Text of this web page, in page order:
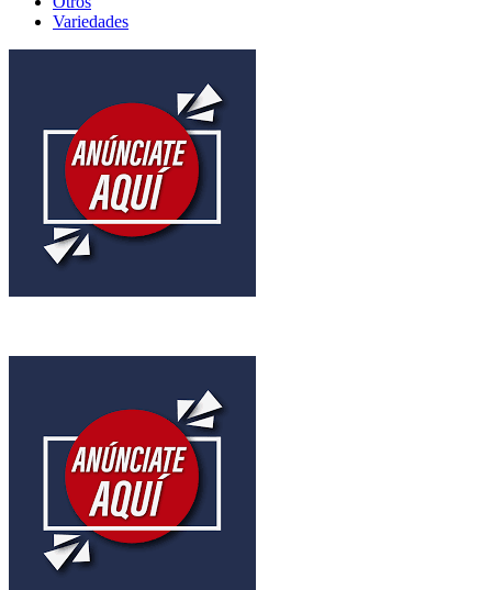
Variedades